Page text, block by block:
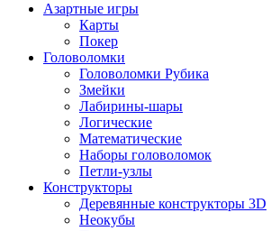
Азартные игры
Карты
Покер
Головоломки
Головоломки Рубика
Змейки
Лабирины-шары
Логические
Математические
Наборы головоломок
Петли-узлы
Конструкторы
Деревянные конструкторы 3D
Неокубы